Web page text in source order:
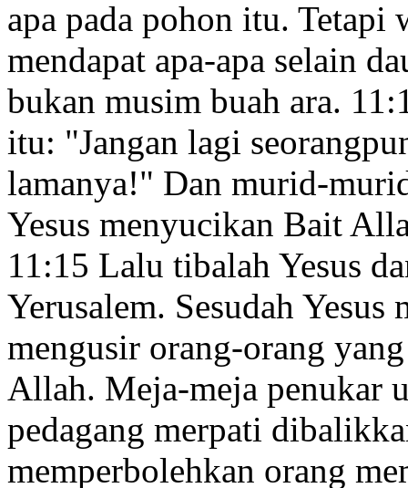
apa pada pohon itu.
mendapat apa-apa selain
bukan musim buah ara.
itu: "Jangan lagi
lamanya!" Dan murid-
Yesus menyucikan Bait
11:15 Lalu tibalah Yesus
Yerusalem. Sesudah
mengusir orang-orang
Allah. Meja-meja penukar
pedagang merpati
memperbolehkan orang